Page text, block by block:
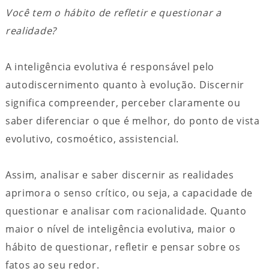
Você tem o hábito de refletir e questionar a
realidade?
A inteligência evolutiva é responsável pelo
autodiscernimento quanto à evolução. Discernir
significa compreender, perceber claramente ou
saber diferenciar o que é melhor, do ponto de vista
evolutivo, cosmoético, assistencial.
Assim, analisar e saber discernir as realidades
aprimora o senso crítico, ou seja, a capacidade de
questionar e analisar com racionalidade. Quanto
maior o nível de inteligência evolutiva, maior o
hábito de questionar, refletir e pensar sobre os
fatos ao seu redor.